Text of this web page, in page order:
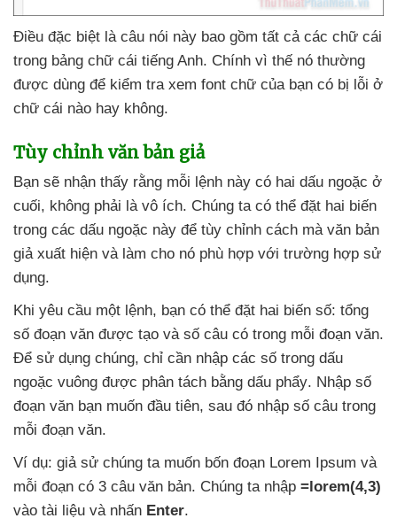
Điều đặc biệt là câu nói này bao gồm tất cả các chữ cái
trong bảng chữ cái tiếng Anh. Chính vì thế nó thường
được dùng để kiểm tra xem font chữ của bạn có bị lỗi ở
chữ cái nào hay không.
Tùy chỉnh văn bản giả
Bạn sẽ nhận thấy rằng mỗi lệnh này có hai dấu ngoặc ở
cuối, không phải là vô ích. Chúng ta có thể đặt hai biến
trong các dấu ngoặc này để tùy chỉnh cách mà văn bản
giả xuất hiện và làm cho nó phù hợp với trường hợp sử
dụng.
Khi yêu cầu một lệnh, bạn có thể đặt hai biến số: tổng
số đoạn văn được tạo và số câu có trong mỗi đoạn văn.
Để sử dụng chúng, chỉ cần nhập các số trong dấu
ngoặc vuông được phân tách bằng dấu phẩy. Nhập số
đoạn văn bạn muốn đầu tiên, sau đó nhập số câu trong
mỗi đoạn văn.
Ví dụ: giả sử chúng ta muốn bốn đoạn Lorem Ipsum và
mỗi đoạn có 3 câu văn bản. Chúng ta nhập =lorem(4,3)
vào tài liệu và nhấn Enter.